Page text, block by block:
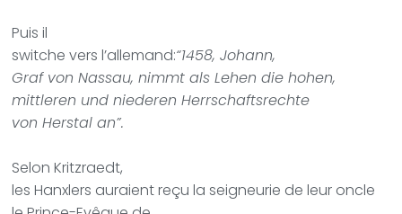
Puis il
switche vers l’allemand:“1458, Johann,
Graf von Nassau, nimmt als Lehen die hohen,
mittleren und niederen Herrschaftsrechte
von Herstal an”.
Selon Kritzraedt,
les Hanxlers auraient reçu la seigneurie de leur oncle